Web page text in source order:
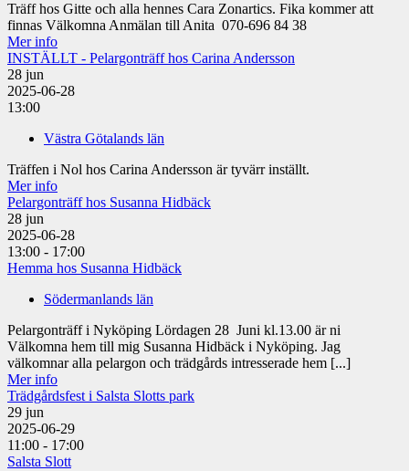
Träff hos Gitte och alla hennes Cara Zonartics. Fika kommer att
finnas Välkomna Anmälan till Anita 070-696 84 38
Mer info
INSTÄLLT - Pelargonträff hos Carina Andersson
28 jun
2025-06-28
13:00
Västra Götalands län
Träffen i Nol hos Carina Andersson är tyvärr inställt.
Mer info
Pelargonträff hos Susanna Hidbäck
28 jun
2025-06-28
13:00 - 17:00
Hemma hos Susanna Hidbäck
Södermanlands län
Pelargonträff i Nyköping Lördagen 28 Juni kl.13.00 är ni
Välkomna hem till mig Susanna Hidbäck i Nyköping. Jag
välkomnar alla pelargon och trädgårds intresserade hem [...]
Mer info
Trädgårdsfest i Salsta Slotts park
29 jun
2025-06-29
11:00 - 17:00
Salsta Slott